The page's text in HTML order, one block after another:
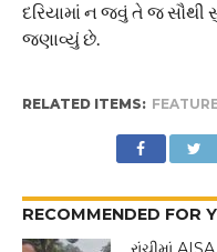
દરિયામાં ન જવું તે જ સૌથી
જણાવ્યું છે.
RELATED ITEMS:
RECOMMENDED FOR